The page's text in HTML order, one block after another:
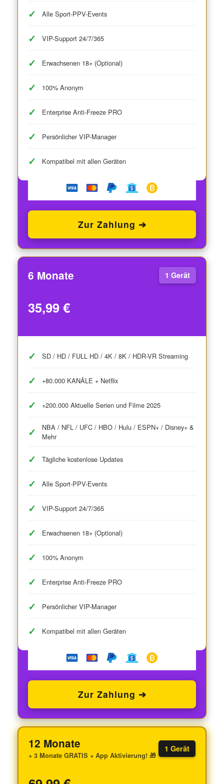
Alle Sport-PPV-Events
VIP-Support 24/7/365
Erwachsenen 18+ (Optional)
100% Anonym
Enterprise Anti-Freeze PRO
Persönlicher VIP-Manager
Kompatibel mit allen Geräten
Zur Zahlung ➔
6 Monate 1 Gerät
35,99 €
SD / HD / FULL HD / 4K / 8K / HDR-VR Streaming
+80.000 KANÄLE + Netflix
+200.000 Aktuelle Serien und Filme 2025
NBA / NFL / UFC / HBO / Hulu / ESPN+ / Disney+ &
Mehr
Tägliche kostenlose Updates
Alle Sport-PPV-Events
VIP-Support 24/7/365
Erwachsenen 18+ (Optional)
100% Anonym
Enterprise Anti-Freeze PRO
Persönlicher VIP-Manager
Kompatibel mit allen Geräten
Zur Zahlung ➔
12 Monate
+ 3 Monate GRATIS + App Aktivierung! 🎁
1 Gerät